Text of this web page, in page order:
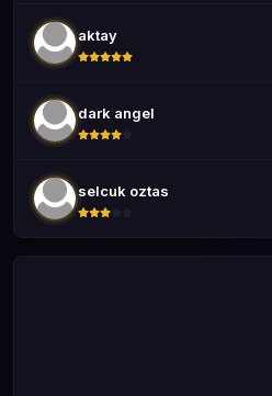
aktay
dark angel
selcuk oztas